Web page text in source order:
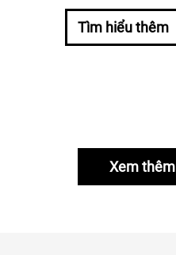
Tìm hiểu thêm
Xem thêm
Điện gia dụng
Thang máy